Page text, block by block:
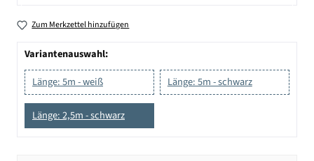
Zum Merkzettel hinzufügen
Variantenauswahl:
Länge: 5m - weiß
Länge: 5m - schwarz
Länge: 2,5m - schwarz